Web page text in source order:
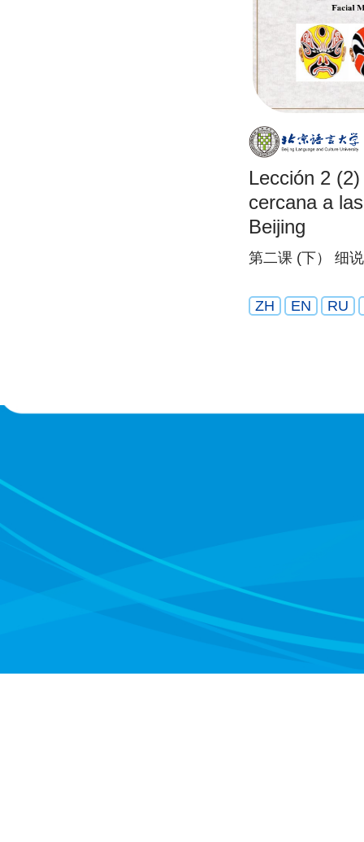
Lección 2
cercana a
Beijing
第二课 (下） 细
ZH EN RU